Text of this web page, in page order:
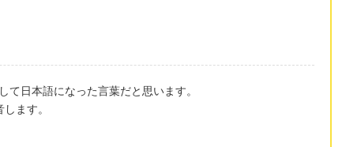
日本語になった言葉だと思います。
ます。